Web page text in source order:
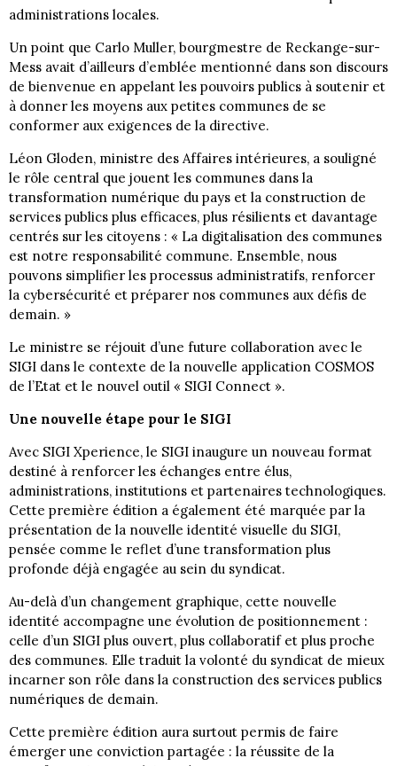
administrations locales.
Un point que Carlo Muller, bourgmestre de Reckange-sur-
Mess avait d’ailleurs d’emblée mentionné dans son discours
de bienvenue en appelant les pouvoirs publics à soutenir et
à donner les moyens aux petites communes de se
conformer aux exigences de la directive.
Léon Gloden, ministre des Affaires intérieures, a souligné
le rôle central que jouent les communes dans la
transformation numérique du pays et la construction de
services publics plus efficaces, plus résilients et davantage
centrés sur les citoyens : « La digitalisation des communes
est notre responsabilité commune. Ensemble, nous
pouvons simplifier les processus administratifs, renforcer
la cybersécurité et préparer nos communes aux défis de
demain. »
Le ministre se réjouit d’une future collaboration avec le
SIGI dans le contexte de la nouvelle application COSMOS
de l’Etat et le nouvel outil « SIGI Connect ».
Une nouvelle étape pour le SIGI
Avec SIGI Xperience, le SIGI inaugure un nouveau format
destiné à renforcer les échanges entre élus,
administrations, institutions et partenaires technologiques.
Cette première édition a également été marquée par la
présentation de la nouvelle identité visuelle du SIGI,
pensée comme le reflet d’une transformation plus
profonde déjà engagée au sein du syndicat.
Au-delà d’un changement graphique, cette nouvelle
identité accompagne une évolution de positionnement :
celle d’un SIGI plus ouvert, plus collaboratif et plus proche
des communes. Elle traduit la volonté du syndicat de mieux
incarner son rôle dans la construction des services publics
numériques de demain.
Cette première édition aura surtout permis de faire
émerger une conviction partagée : la réussite de la